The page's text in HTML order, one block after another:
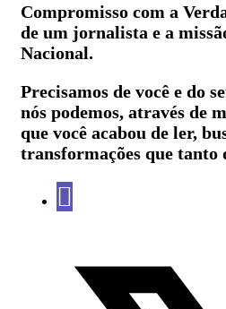
Compromisso com a
de um jornalista e a
Nacional.
Precisamos de você e do
nós podemos, através de
que você acabou de ler,
transformações que tanto